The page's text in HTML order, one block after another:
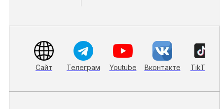
Сайт Телеграм Youtube Вконтакте TikTok